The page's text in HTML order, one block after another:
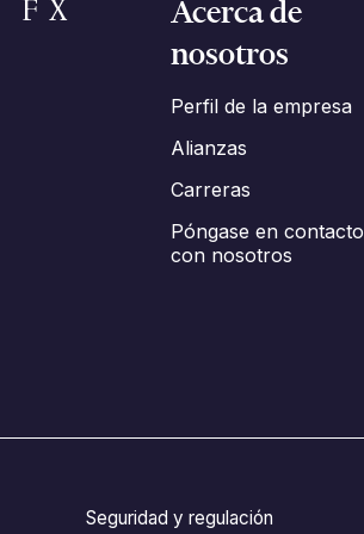
Acerca de
nosotros
Perfil de la empresa
Alianzas
Carreras
Póngase en contacto
con nosotros
Seguridad y regulación